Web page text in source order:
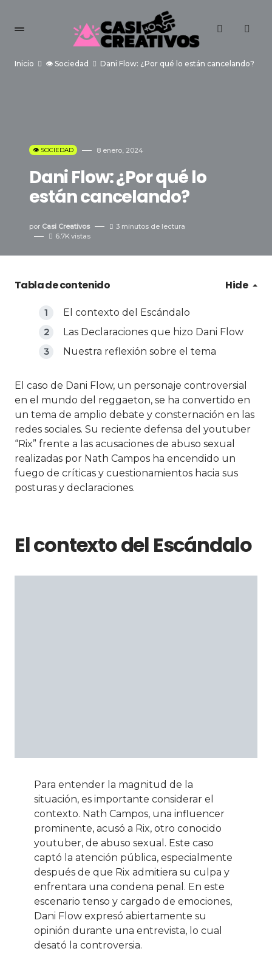
Inicio 👁️ Sociedad Dani Flow: ¿Por qué lo están cancelando?
👁️ SOCIEDAD 8 enero, 2024
Dani Flow: ¿Por qué lo
están cancelando?
por Casi Creativos
3 minutos de lectura
6.7Kvistas
Tabla de contenido Hide
El contexto del Escándalo
Las Declaraciones que hizo Dani Flow
Nuestra reflexión sobre el tema
El caso de Dani Flow, un personaje controversial
en el mundo del reggaeton, se ha convertido en
un tema de amplio debate y consternación en las
redes sociales. Su reciente defensa del youtuber
“Rix” frente a las acusaciones de abuso sexual
realizadas por Nath Campos ha encendido un
fuego de críticas y cuestionamientos hacia sus
posturas y declaraciones.
El contexto del Escándalo
Para entender la magnitud de la
situación, es importante considerar el
contexto. Nath Campos, una influencer
prominente, acusó a Rix, otro conocido
youtuber, de abuso sexual. Este caso
captó la atención pública, especialmente
después de que Rix admitiera su culpa y
enfrentara una condena penal. En este
escenario tenso y cargado de emociones,
Dani Flow expresó abiertamente su
opinión durante una entrevista, lo cual
desató la controversia.